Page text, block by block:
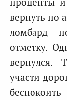
вернуть по
ломбард
отметку.
вернулся.
участи